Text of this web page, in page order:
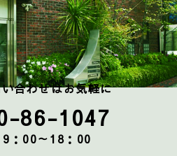
合わせはお気軽に
86-1047
：00～18：00